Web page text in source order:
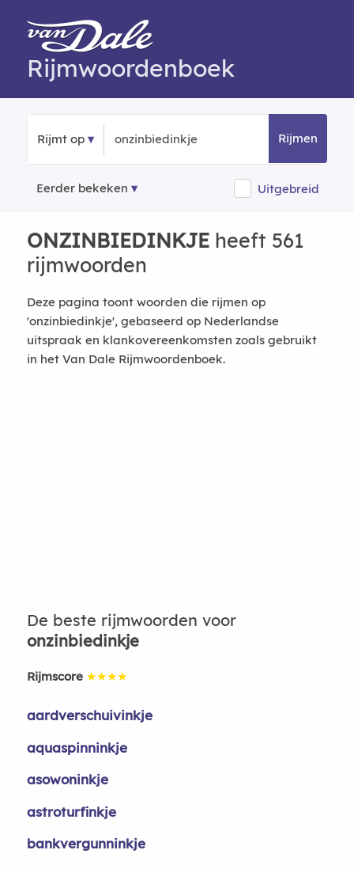
Rijmwoordenboek
Rijmt op Rijmen
Eerder bekeken Uitgebreid
ONZINBIEDINKJEheeft 561
rijmwoorden
Deze pagina toont woorden die rijmen op
'onzinbiedinkje', gebaseerd op Nederlandse
uitspraak en klankovereenkomsten zoals gebruikt
in het Van Dale Rijmwoordenboek.
De beste rijmwoorden voor
onzinbiedinkje
Rijmscore ★★★★
aardverschuivinkje
aquaspinninkje
asowoninkje
astroturfinkje
bankvergunninkje